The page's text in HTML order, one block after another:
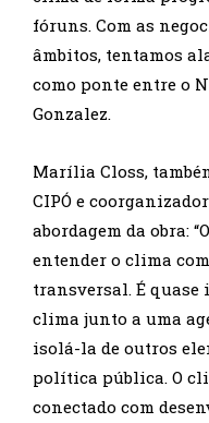
fóruns. Com as
âmbitos, tentamos
como ponte entre o
Gonzalez.
Marília Closs,
CIPÓ e
abordagem da obra:
entender o clima
transversal. É
clima junto a uma
isolá-la de outros
política pública. O
conectado com